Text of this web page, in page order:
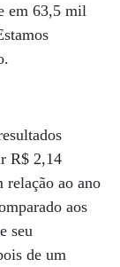
em 63,5 mil
R$ 2,14
relação ao ano
aos
seu
de um